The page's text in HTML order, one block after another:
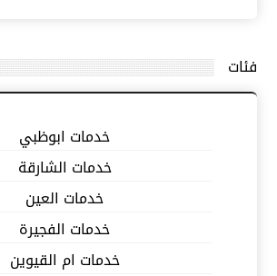
فئات
خدمات ابوظبي
خدمات الشارقة
خدمات العين
خدمات الفجيرة
خدمات ام القيوين